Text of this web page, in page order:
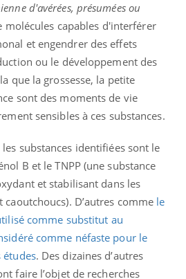
d'avérées, présumées ou
molécules capables d'interférer
et engendrer des effets
ou le développement des
que la grossesse, la petite
sont des moments de vie
sensibles à ces substances.
substances identifiées sont le
B et le TNPP (une substance
et stabilisant dans les
D’autres comme le
comme substitut au
comme néfaste pour le
études. Des dizaines d’autres
faire l’objet de recherches